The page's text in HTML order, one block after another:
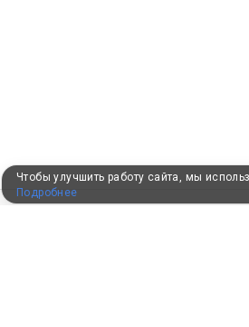
Чтобы улучшить работу сайта, мы
Подробнее